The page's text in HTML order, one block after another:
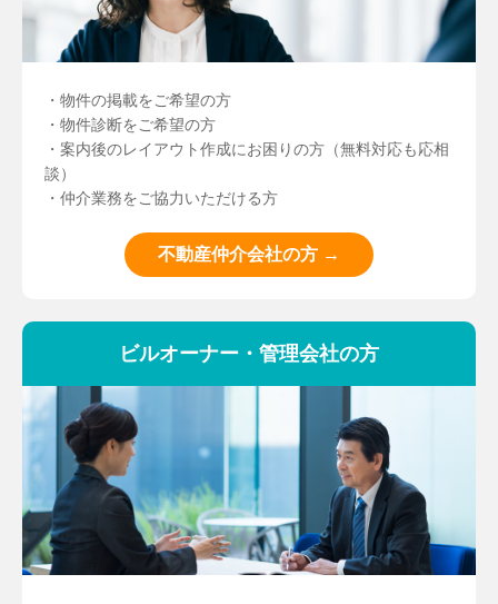
・物件の掲載をご希望の方
・物件診断をご希望の方
・案内後のレイアウト作成にお困りの方（無料対応も応相
談）
・仲介業務をご協力いただける方
不動産仲介会社の方 →
ビルオーナー・管理会社の方